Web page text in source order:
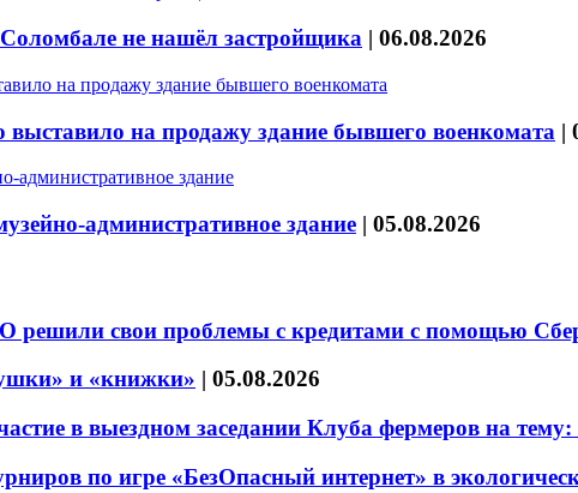
не нашёл застройщика | 06.08.2026
выставило на продажу здание бывшего военкомата |
административное здание | 05.08.2026
решили свои проблемы с кредитами с помощью
и «книжки» | 05.08.2026
в выездном заседании Клуба фермеров на
по игре «БезОпасный интернет» в